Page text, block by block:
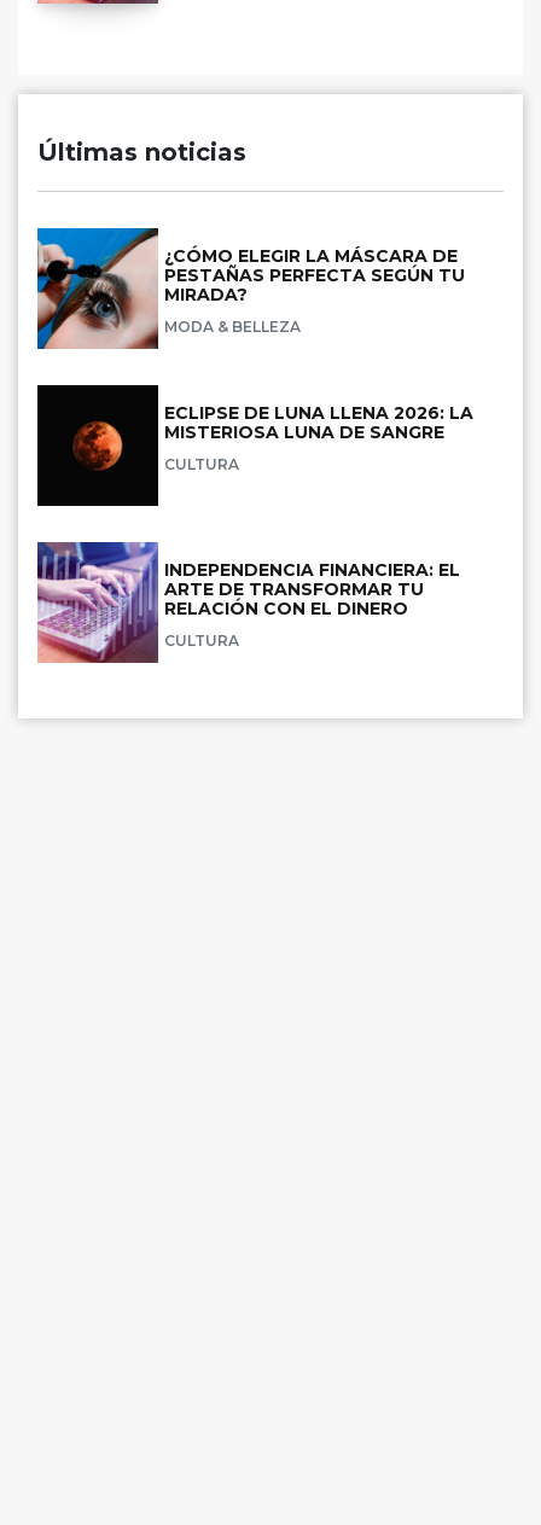
Últimas noticias
¿CÓMO ELEGIR LA MÁSCARA DE
PESTAÑAS PERFECTA SEGÚN TU
MIRADA?
MODA & BELLEZA
ECLIPSE DE LUNA LLENA 2026: LA
MISTERIOSA LUNA DE SANGRE
CULTURA
INDEPENDENCIA FINANCIERA: EL
ARTE DE TRANSFORMAR TU
RELACIÓN CON EL DINERO
CULTURA